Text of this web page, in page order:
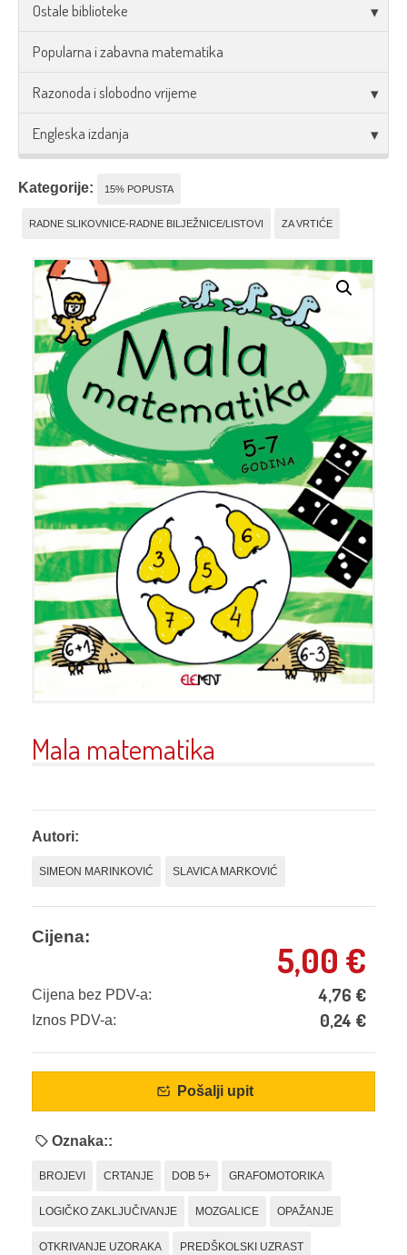
Ostale biblioteke
Popularna i zabavna matematika
Razonoda i slobodno vrijeme
Engleska izdanja
Kategorije: 15% POPUSTA
RADNE SLIKOVNICE-RADNE BILJEŽNICE/LISTOVI ZA VRTIĆE
Mala matematika
Autori:
SIMEON MARINKOVIĆ SLAVICA MARKOVIĆ
Cijena:
5,00 €
Cijena bez PDV-a: 4,76 €
Iznos PDV-a: 0,24 €
Pošalji upit
Oznaka::
BROJEVI CRTANJE DOB 5+ GRAFOMOTORIKA
LOGIČKO ZAKLJUČIVANJE MOZGALICE OPAŽANJE
OTKRIVANJE UZORAKA PREDŠKOLSKI UZRAST